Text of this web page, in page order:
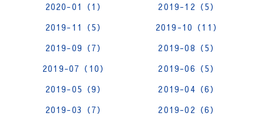
2020-01（1）
2019-12（5）
2019-11（5）
2019-10（11）
2019-09（7）
2019-08（5）
2019-07（10）
2019-06（5）
2019-05（9）
2019-04（6）
2019-03（7）
2019-02（6）